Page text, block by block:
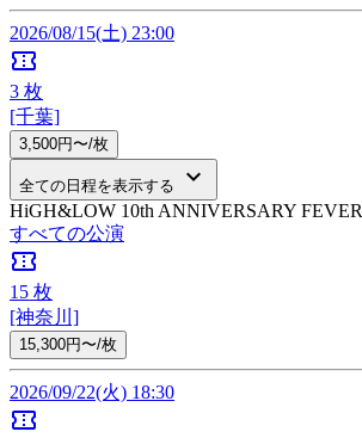
2026/08/15(土) 23:00
confirmation_number
3 枚
[千葉]
3,500円〜/枚
全ての日程を表示する keyboard_arrow_down
HiGH&LOW 10th ANNIVERSARY FEVER
すべての公演
confirmation_number
15 枚
[神奈川]
15,300円〜/枚
2026/09/22(火) 18:30
confirmation_number